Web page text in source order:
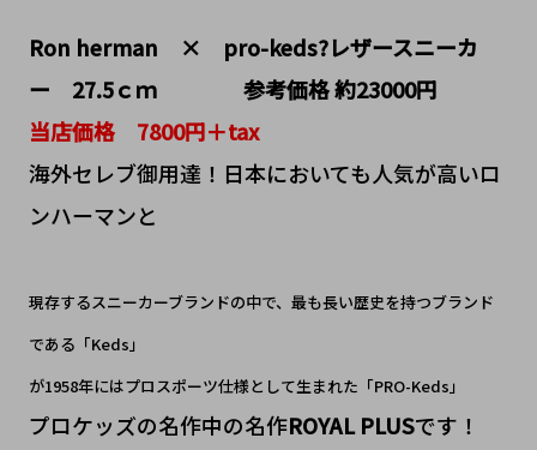
Ron herman × pro-keds?レザースニーカ
ー 27.5ｃｍ 参考価格 約23000円
当店価格 7800円＋tax
海外セレブ御用達！日本においても人気が高いロ
ンハーマンと
現存するスニーカーブランドの中で、最も長い歴史を持つブランド
である「Keds」
が1958年にはプロスポーツ仕様として生まれた 「PRO-Keds」
プロケッズの名作中の名作ROYAL PLUSです！